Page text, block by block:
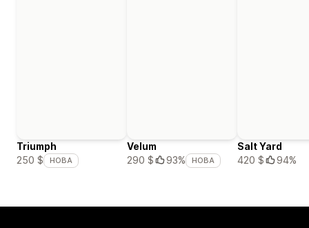
Triumph
250 $
НОВА
Velum
290 $
93% НОВА
Salt Yard
420 $
94%